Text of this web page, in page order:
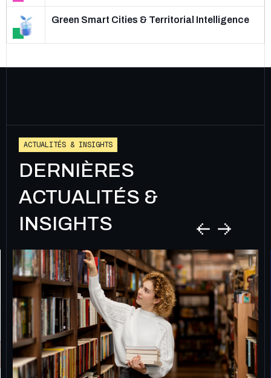
Green Smart Cities & Territorial Intelligence
ACTUALITÉS & INSIGHTS
DERNIÈRES
ACTUALITÉS &
INSIGHTS